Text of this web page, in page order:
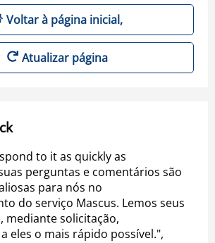
Voltar à página inicial,
Atualizar página
to it as quickly as
perguntas e comentários são
para nós no
do serviço Mascus. Lemos seus
mediante solicitação,
eles o mais rápido possível.",